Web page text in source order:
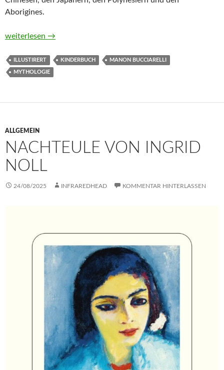
Aborigines.
Suche, Finde & Entdecke. Mythen von Manon Bucciarelli
weiterlesen →
ILLUSTIRERT KINDERBUCH MANON BUCCIARELLI
MYTHOLOGIE
ALLGEMEIN
NACHTEULE VON INGRID
NOLL
24/08/2025 INFRAREDHEAD KOMMENTAR HINTERLASSEN